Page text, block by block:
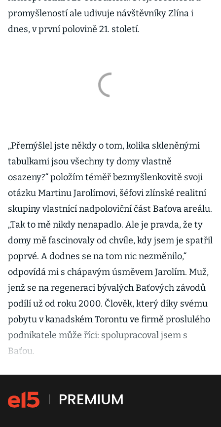
promyšleností ale udivuje návštěvníky Zlína i
dnes, v první polovině 21. století.
„Přemýšlel jste někdy o tom, kolika skleněnými
tabulkami jsou všechny ty domy vlastně
osazeny?“ položím téměř bezmyšlenkovitě svoji
otázku Martinu Jarolímovi, šéfovi zlínské realitní
skupiny vlastnící nadpoloviční část Baťova areálu.
„Tak to mě nikdy nenapadlo. Ale je pravda, že ty
domy mě fascinovaly od chvíle, kdy jsem je spatřil
poprvé. A dodnes se na tom nic nezměnilo,“
odpovídá mi s chápavým úsměvem Jarolím. Muž,
jenž se na regeneraci bývalých Baťových závodů
podílí už od roku 2000. Člověk, který díky svému
pobytu v kanadském Torontu ve firmě proslulého
podnikatele může říci: spolupracoval jsem s
Baťou.